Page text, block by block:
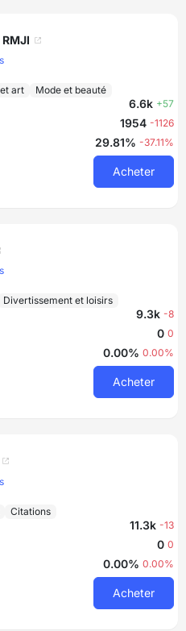
RMJI
art Mode et beauté
6.6k +57
1954 -1126
29.81% -37.11%
Acheter
Divertissement et loisirs
9.3k -8
0 0
0.00% 0.00%
Acheter
Citations
11.3k -13
0 0
0.00% 0.00%
Acheter